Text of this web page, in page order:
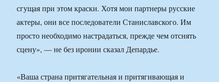
сгущая при этом краски. Хотя мои партнеры русские
актеры, они все последователи Станиславского. Им
просто необходимо настрадаться, прежде чем отснять
сцену», — не без иронии сказал Депардье.
«Ваша страна притягательная и притягивающая и